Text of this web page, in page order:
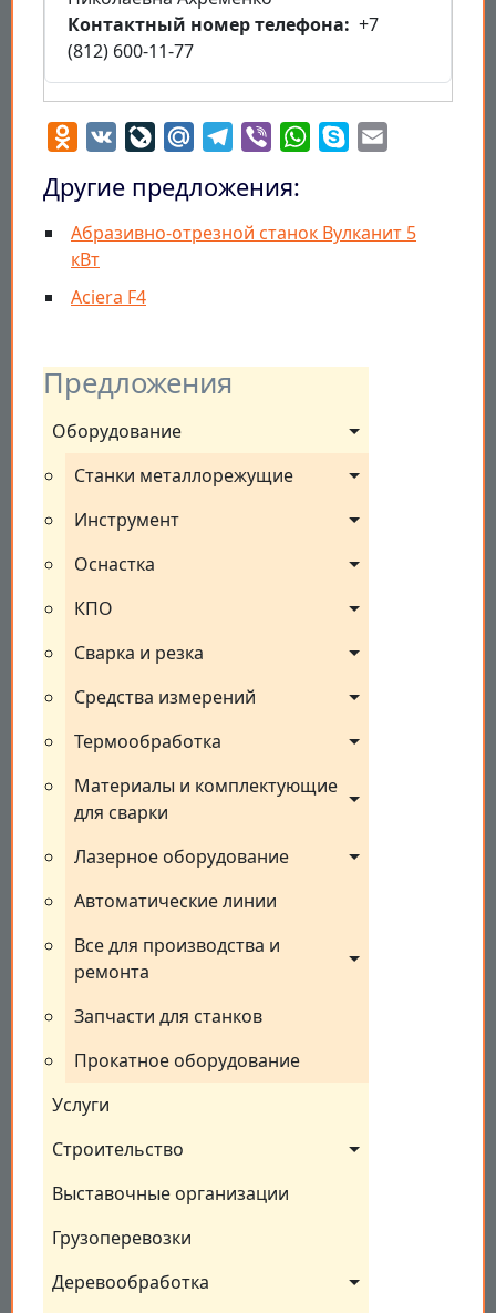
Предложения
Оборудование
Станки металлорежущие
Инструмент
Оснастка
КПО
Сварка и резка
Средства измерений
Термообработка
Материалы и комплектующие
для сварки
Лазерное оборудование
Автоматические линии
Все для производства и
ремонта
Запчасти для станков
Прокатное оборудование
Услуги
Строительство
Выставочные организации
Грузоперевозки
Деревообработка
Контактный номер телефона
+7
(812) 600-11-77
Odnoklassniki
VK LiveJournal
Mail.RuTelegram
Viber WhatsApp
Skype
Другие предложения:
Абразивно-отрезной станок Вулканит 5
кВт
Aciera F4